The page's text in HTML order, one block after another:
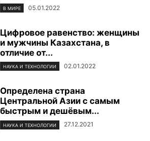
В МИРЕ 05.01.2022
Цифровое равенство: женщины
и мужчины Казахстана, в
отличие от...
НАУКА И ТЕХНОЛОГИИ 02.01.2022
Определена страна
Центральной Азии с самым
быстрым и дешёвым...
НАУКА И ТЕХНОЛОГИИ 27.12.2021